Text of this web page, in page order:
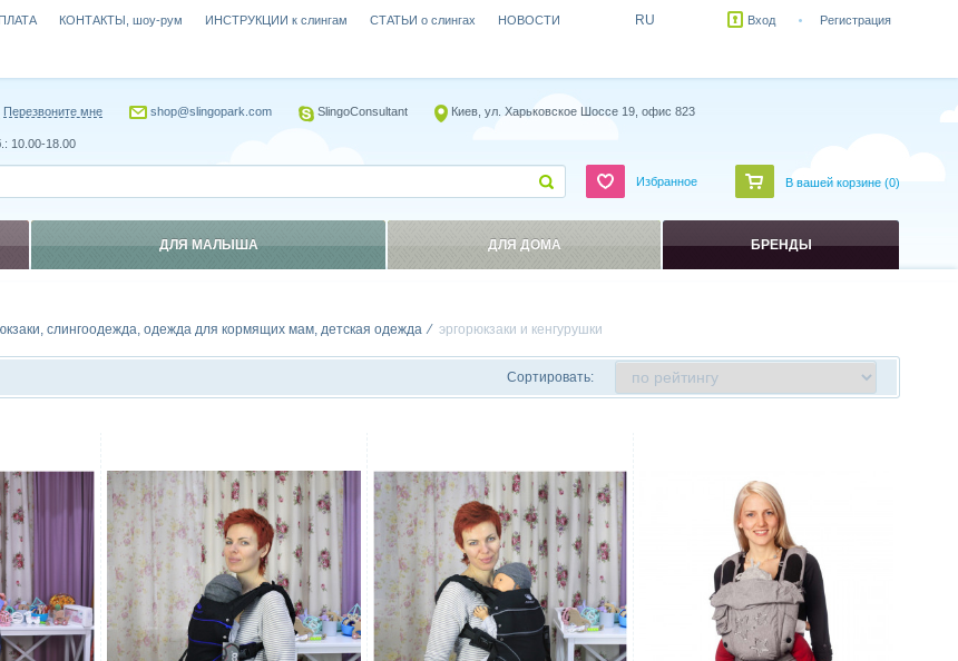
слингоодежда, одежда для кормящих мам, детская одежда эргорюкзаки и кенгурушки
Сортировать:
КОНТАКТЫ, шоу-рум ИНСТРУКЦИИ к слингам СТАТЬИ о слингах НОВОСТИ RU Вход Регистрация
Перезвоните мне shop@slingopark.com SlingoConsultant Киев, ул. Харьковское Шоссе 19, офис 823
10.00-18.00
Избранное В вашей корзине (0)
ДЛЯ МАЛЫША ДЛЯ ДОМА БРЕНДЫ